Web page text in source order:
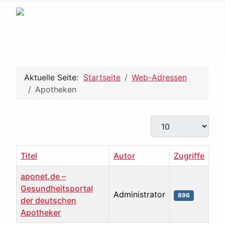
Aktuelle Seite: Startseite
Web-Adressen
Apotheken
Anzeige #
Titel Autor Zugriffe
aponet.de –
Gesundheitsportal
der deutschen
Apotheker
Administrator 896